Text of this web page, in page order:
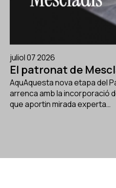
juliol 07 2026
El patronat de
AquAquesta nova etapa del
arrenca amb la incorporació
que aportin mirada experta…